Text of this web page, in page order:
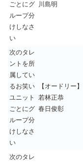
ごとにグ
ループ分
けしなさ
い
川島明
次のタレ
ントを所
属してい
るお笑い
ユニット
ごとにグ
ループ分
けしなさ
い
【オードリー】
若林正恭
春日俊彰
次のタレ